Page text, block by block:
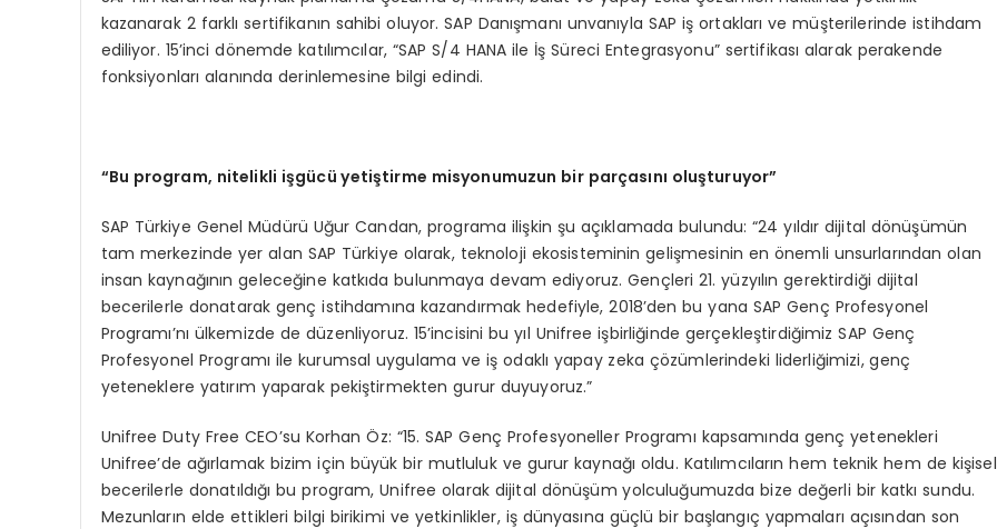
kazanarak 2 farklı sertifikanın sahibi oluyor. SAP Danışmanı unvanıyla SAP iş ortakları ve müşterilerinde istihdam
ediliyor. 15’inci dönemde katılımcılar, “SAP S/4 HANA ile İş Süreci Entegrasyonu” sertifikası alarak perakende
fonksiyonları alanında derinlemesine bilgi edindi.
“Bu program, nitelikli işgücü yetiştirme misyonumuzun bir parçasını oluşturuyor”
SAP Türkiye Genel Müdürü Uğur Candan, programa ilişkin şu açıklamada bulundu: “24 yıldır dijital dönüşümün
tam merkezinde yer alan SAP Türkiye olarak, teknoloji ekosisteminin gelişmesinin en önemli unsurlarından olan
insan kaynağının geleceğine katkıda bulunmaya devam ediyoruz. Gençleri 21. yüzyılın gerektirdiği dijital
becerilerle donatarak genç istihdamına kazandırmak hedefiyle, 2018’den bu yana SAP Genç Profesyonel
Programı’nı ülkemizde de düzenliyoruz. 15’incisini bu yıl Unifree işbirliğinde gerçekleştirdiğimiz SAP Genç
Profesyonel Programı ile kurumsal uygulama ve iş odaklı yapay zeka çözümlerindeki liderliğimizi, genç
yeteneklere yatırım yaparak pekiştirmekten gurur duyuyoruz.”
Unifree Duty Free CEO’su Korhan Öz: “15. SAP Genç Profesyoneller Programı kapsamında genç yetenekleri
Unifree’de ağırlamak bizim için büyük bir mutluluk ve gurur kaynağı oldu. Katılımcıların hem teknik hem de kişisel
becerilerle donatıldığı bu program, Unifree olarak dijital dönüşüm yolculuğumuzda bize değerli bir katkı sundu.
Mezunların elde ettikleri bilgi birikimi ve yetkinlikler, iş dünyasına güçlü bir başlangıç yapmaları açısından son